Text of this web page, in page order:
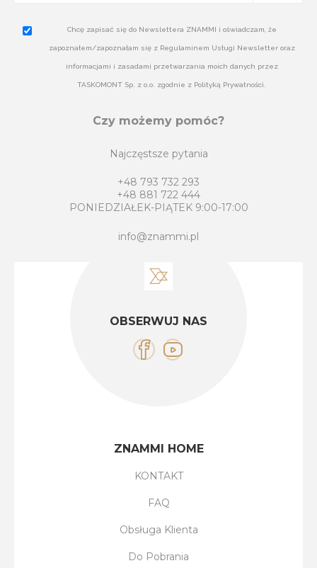
Chcę zapisać się do Newslettera ZNAMMI i oświadczam, że
zapoznałem/zapoznałam się z Regulaminem Usługi Newsletter oraz
informacjami i zasadami przetwarzania moich danych przez
TASKOMONT Sp. z o.o. zgodnie z Polityką Prywatności.
Czy możemy pomóc?
Najczęstsze pytania
+48 793 732 293
+48 881 722 444
PONIEDZIAŁEK-PIĄTEK 9:00-17:00
info@znammi.pl
OBSERWUJ NAS
ZNAMMI HOME
KONTAKT
FAQ
Obsługa Klienta
Do Pobrania